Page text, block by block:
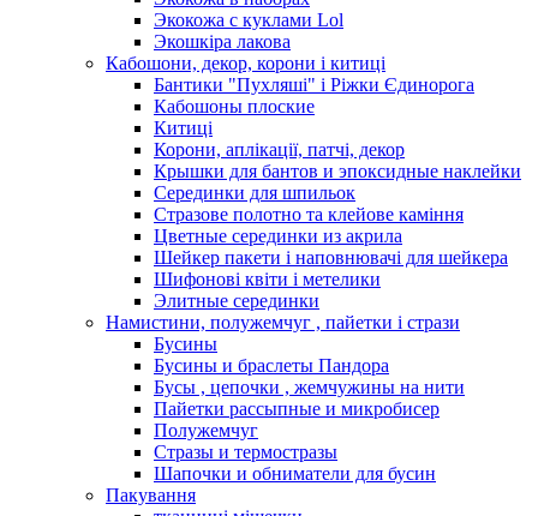
Экокожа с куклами Lol
Экошкiра лакова
Кабошони, декор, корони і китиці
Бантики "Пухляші" і Ріжки Єдинорога
Кабошоны плоские
Китиці
Корони, аплікації, патчі, декор
Крышки для бантов и эпоксидные наклейки
Серединки для шпильок
Стразове полотно та клейове каміння
Цветные серединки из акрила
Шейкер пакети і наповнювачі для шейкера
Шифонові квіти і метелики
Элитные серединки
Намистини, полужемчуг , пайетки і стрази
Бусины
Бусины и браслеты Пандора
Бусы , цепочки , жемчужины на нити
Пайетки рассыпные и микробисер
Полужемчуг
Стразы и термостразы
Шапочки и обниматели для бусин
Пакування